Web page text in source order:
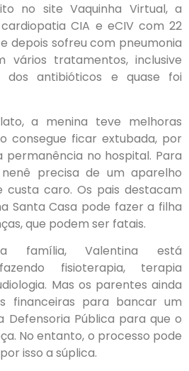
no site Vaquinha Virtual, a
CIA e eCIV com 22
depois sofreu com pneumonia
vários tratamentos, inclusive
dos antibióticos e quase foi
a menina teve melhoras
consegue ficar extubada, por
permanência no hospital. Para
precisa de um aparelho
custa caro. Os pais destacam
Santa Casa pode fazer a filha
que podem ser fatais.
família, Valentina está
fisioterapia, terapia
Mas os parentes ainda
financeiras para bancar um
Defensoria Pública para que o
No entanto, o processo pode
isso a súplica.